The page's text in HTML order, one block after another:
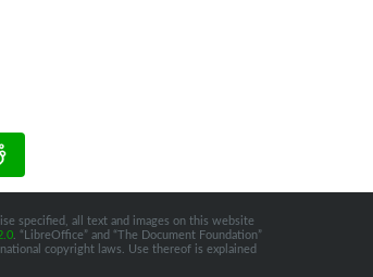
specified, all text and images on this website
. “LibreOffice” and “The Document Foundation”
copyright laws. Use thereof is explained